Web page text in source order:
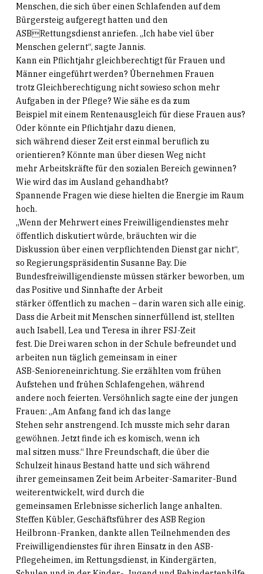
Menschen, die sich über einen Schlafenden auf dem
Bürgersteig aufgeregt hatten und den
ASBRettungsdienst anriefen. „Ich habe viel über
Menschen gelernt“, sagte Jannis.
Kann ein Pflichtjahr gleichberechtigt für Frauen und
Männer eingeführt werden? Übernehmen Frauen
trotz Gleichberechtigung nicht sowieso schon mehr
Aufgaben in der Pflege? Wie sähe es da zum
Beispiel mit einem Rentenausgleich für diese Frauen aus?
Oder könnte ein Pflichtjahr dazu dienen,
sich während dieser Zeit erst einmal beruflich zu
orientieren? Könnte man über diesen Weg nicht
mehr Arbeitskräfte für den sozialen Bereich gewinnen?
Wie wird das im Ausland gehandhabt?
Spannende Fragen wie diese hielten die Energie im Raum
hoch.
„Wenn der Mehrwert eines Freiwilligendienstes mehr
öffentlich diskutiert würde, bräuchten wir die
Diskussion über einen verpflichtenden Dienst gar nicht“,
so Regierungspräsidentin Susanne Bay. Die
Bundesfreiwilligendienste müssen stärker beworben, um
das Positive und Sinnhafte der Arbeit
stärker öffentlich zu machen – darin waren sich alle einig.
Dass die Arbeit mit Menschen sinnerfüllend ist, stellten
auch Isabell, Lea und Teresa in ihrer FSJ-Zeit
fest. Die Drei waren schon in der Schule befreundet und
arbeiten nun täglich gemeinsam in einer
ASB-Senioreneinrichtung. Sie erzählten vom frühen
Aufstehen und frühen Schlafengehen, während
andere noch feierten. Versöhnlich sagte eine der jungen
Frauen: „Am Anfang fand ich das lange
Stehen sehr anstrengend. Ich musste mich sehr daran
gewöhnen. Jetzt finde ich es komisch, wenn ich
mal sitzen muss.“ Ihre Freundschaft, die über die
Schulzeit hinaus Bestand hatte und sich während
ihrer gemeinsamen Zeit beim Arbeiter-Samariter-Bund
weiterentwickelt, wird durch die
gemeinsamen Erlebnisse sicherlich lange anhalten.
Steffen Kübler, Geschäftsführer des ASB Region
Heilbronn-Franken, dankte allen Teilnehmenden des
Freiwilligendienstes für ihren Einsatz in den ASB-
Pflegeheimen, im Rettungsdienst, in Kindergärten,